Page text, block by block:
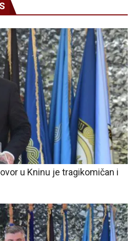
u Kninu je tragikomičan i